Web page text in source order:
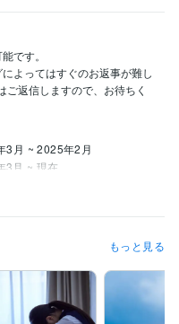
です。
よってはすぐのお返事が難し
返信しますので、お待ちく
3月 ~ 2025年2月
3月 ~ 現在
ラム症児の子育て」 教師
もっと見る